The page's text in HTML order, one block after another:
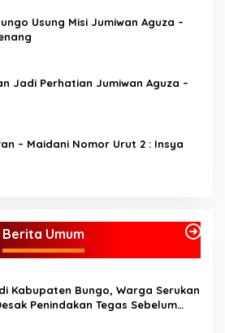
Usung Misi Jumiwan Aguza –
Jadi Perhatian Jumiwan Aguza –
– Maidani Nomor Urut 2 : Insya
Berita Umum
Kabupaten Bungo, Warga Serukan
Penindakan Tegas Sebelum
Korban Tak berdosa.